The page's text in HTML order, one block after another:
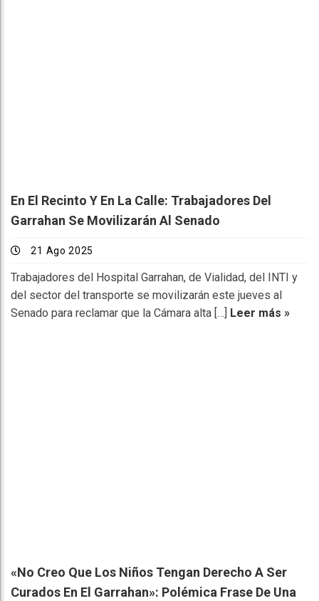
En El Recinto Y En La Calle: Trabajadores Del
Garrahan Se Movilizarán Al Senado
21 Ago 2025
Trabajadores del Hospital Garrahan, de Vialidad, del INTI y
del sector del transporte se movilizarán este jueves al
Senado para reclamar que la Cámara alta […] Leer más »
«No Creo Que Los Niños Tengan Derecho A Ser
Curados En El Garrahan»: Polémica Frase De Una